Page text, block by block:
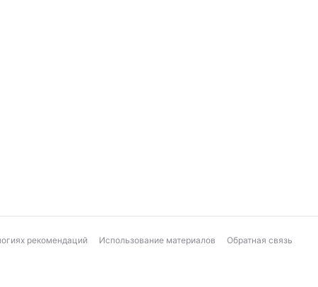
рекомендаций Использование материалов Обратная связь